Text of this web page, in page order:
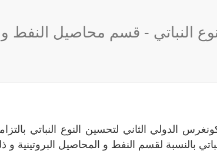
النباتي - قسم محاصيل النفط و
الدولي الثاني لتحسين النوع النباتي
بالنسبة لقسم النفط و المحاصيل البروتينية